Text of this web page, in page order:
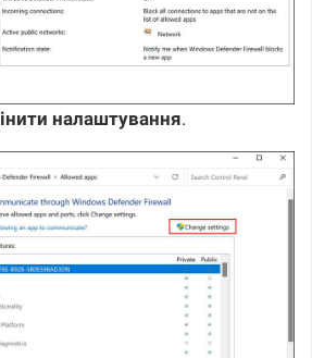
налаштування.